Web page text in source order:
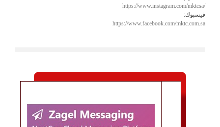
https://www.instagram.com/mktcsa/
فيسبوك:
https://www.facebook.com/mktc.com.sa